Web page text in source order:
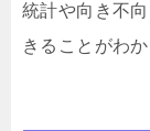
統計や向き不
きることがわか